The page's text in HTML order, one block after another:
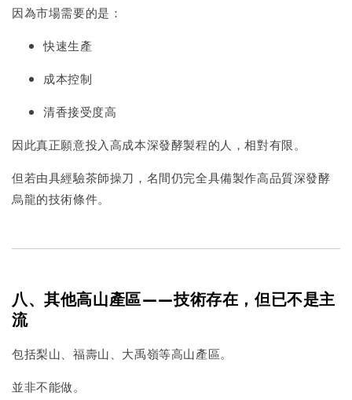
因為市場需要的是：
快速生產
成本控制
清香接受度高
因此真正願意投入高成本深發酵製程的人，相對有限。
但若由具經驗茶師操刀，名間仍完全具備製作高品質深發酵
烏龍的技術條件。
八、其他高山產區——技術存在，但已不是主
流
包括梨山、福壽山、大禹嶺等高山產區。
並非不能做。